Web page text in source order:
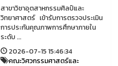
สาขาวิชาอุตสาหกรรมศิลป์และ
วิทยาศาสตร์ เข้ารับการตรวจประเมิน
การประกันคุณภาพการศึกษาภายใน
ระดับ ...
2026-07-15 15:46:34
คณะวิศวกรรมศาสตร์และ